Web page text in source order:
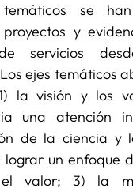
se
proyectos y
servicios
ejes temáticos
la visión y los
una atención
de la ciencia y
un enfoque
valor; 3) la